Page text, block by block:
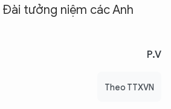
tưởng niệm các Anh
P.V
Theo TTXVN